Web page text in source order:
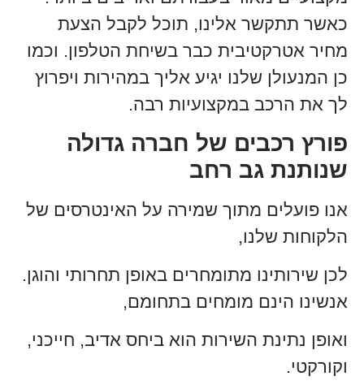
כאשר תתקשר אלינו, תוכל לקבל הצעת
מחיר אטרקטיבית כבר בשיחת הטלפון. וכמו
כן המנעולן שלנו יגיע אליך במהירות ויפרוץ
לך את הרכב במקצועיות רבה.
פורץ רכבים של חברה גדולה
שנותנת גב רחב
אנו פועלים מתוך שמירה על האינטרסים של
הלקוחות שלנו,
לכן שירותינו מתומחרים באופן תחרותי והוגן.
אנשינו הינם מומחים בתחומם,
ואופן נתינת השירות הוא ביחס אדיב, חייכני,
וקורקטי.